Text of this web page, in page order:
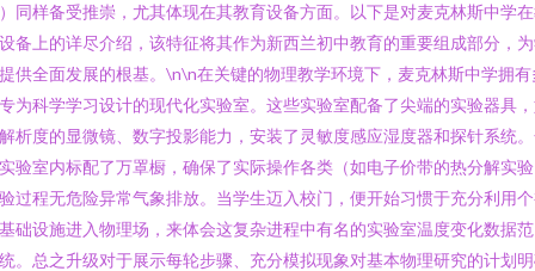
同样备受推崇，尤其体现在其教育设备方面。以下是对麦克林斯中学
备上的详尽介绍，该特征将其作为新西兰初中教育的重要组成部分，
供全面发展的根基。\n\n在关键的物理教学环境下，麦克林斯中学拥有
为科学学习设计的现代化实验室。这些实验室配备了尖端的实验器具
析度的显微镜、数字投影能力，安装了灵敏度感应湿度器和探针系统
验室内标配了万罩橱，确保了实际操作各类（如电子价带的热分解实
过程无危险异常气象排放。当学生迈入校门，便开始习惯于充分利用
础设施进入物理场，来体会这复杂进程中有名的实验室温度变化数据
。总之升级对于展示每轮步骤、充分模拟现象对基本物理研究的计划